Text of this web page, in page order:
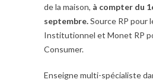
de la maison, à compter du
septembre.Source RP pour
Institutionnel et Monet RP
Consumer.
Enseigne multi-spécialiste